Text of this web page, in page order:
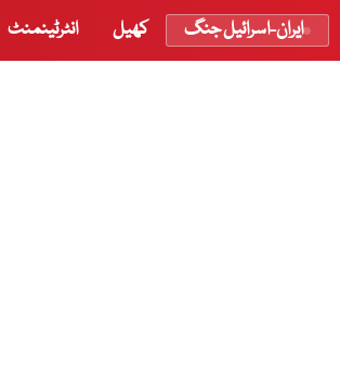
ایران-اسرائیل جنگ کھیل انٹرٹینمنٹ